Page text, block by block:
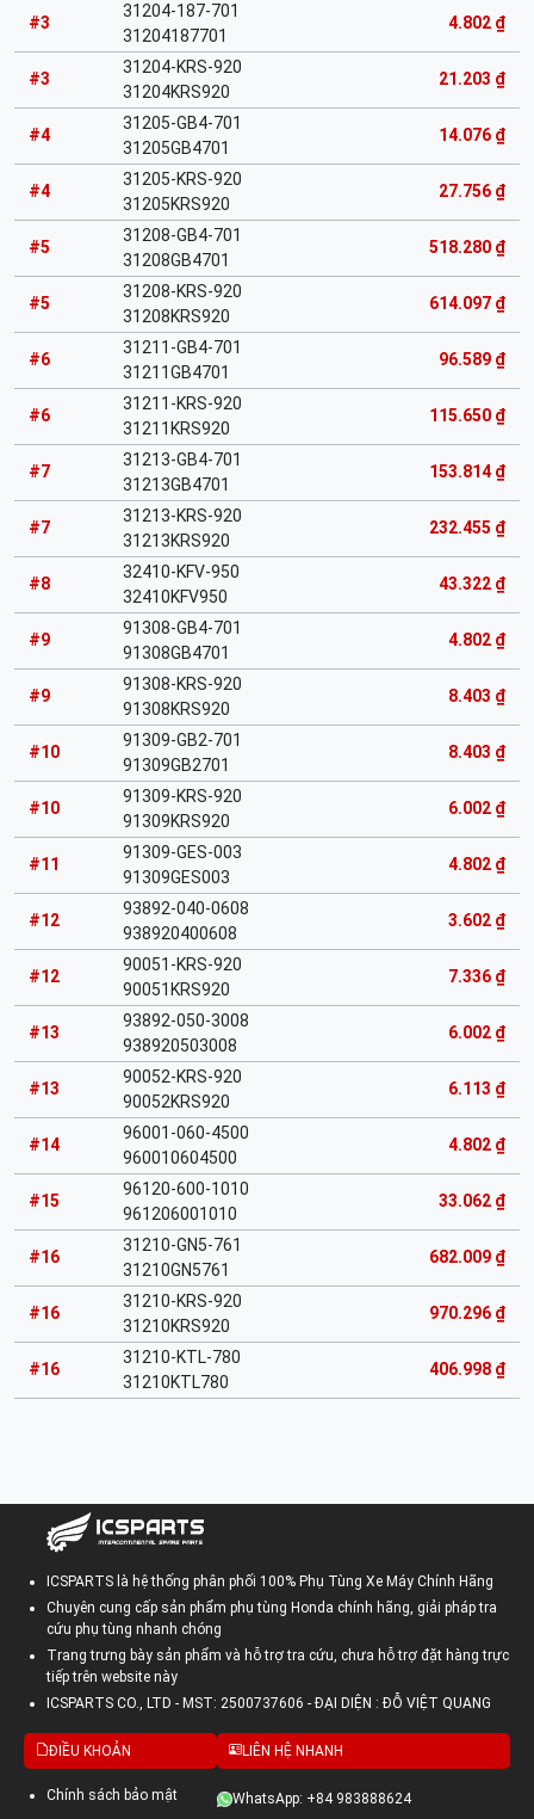
#3
31204-187-701
31204187701
4.802 ₫
#3
31204-KRS-920
31204KRS920
21.203 ₫
#4
31205-GB4-701
31205GB4701
14.076 ₫
#4
31205-KRS-920
31205KRS920
27.756 ₫
#5
31208-GB4-701
31208GB4701
518.280 ₫
#5
31208-KRS-920
31208KRS920
614.097 ₫
#6
31211-GB4-701
31211GB4701
96.589 ₫
#6
31211-KRS-920
31211KRS920
115.650 ₫
#7
31213-GB4-701
31213GB4701
153.814 ₫
#7
31213-KRS-920
31213KRS920
232.455 ₫
#8
32410-KFV-950
32410KFV950
43.322 ₫
#9
91308-GB4-701
91308GB4701
4.802 ₫
#9
91308-KRS-920
91308KRS920
8.403 ₫
#10
91309-GB2-701
91309GB2701
8.403 ₫
#10
91309-KRS-920
91309KRS920
6.002 ₫
#11
91309-GES-003
91309GES003
4.802 ₫
#12
93892-040-0608
938920400608
3.602 ₫
#12
90051-KRS-920
90051KRS920
7.336 ₫
#13
93892-050-3008
938920503008
6.002 ₫
#13
90052-KRS-920
90052KRS920
6.113 ₫
#14
96001-060-4500
960010604500
4.802 ₫
#15
96120-600-1010
961206001010
33.062 ₫
#16
31210-GN5-761
31210GN5761
682.009 ₫
#16
31210-KRS-920
31210KRS920
970.296 ₫
#16
31210-KTL-780
31210KTL780
406.998 ₫
ICSPARTS là hệ thống phân phối 100% Phụ Tùng Xe Máy Chính Hãng
Chuyên cung cấp sản phẩm phụ tùng Honda chính hãng, giải pháp tra
cứu phụ tùng nhanh chóng
Trang trưng bày sản phẩm và hỗ trợ tra cứu, chưa hỗ trợ đặt hàng trực
tiếp trên website này
ICSPARTS CO., LTD - MST: 2500737606 - ĐẠI DIỆN : ĐỖ VIỆT QUANG
ĐIỀU KHOẢN
Chính sách bảo mật
LIÊN HỆ NHANH
WhatsApp: +84 983888624